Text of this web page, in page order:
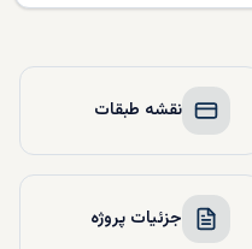
نقشه طبقات
جزئیات پروژه